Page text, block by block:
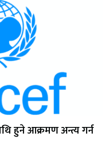
हुने आक्रमण अन्त्य गर्न